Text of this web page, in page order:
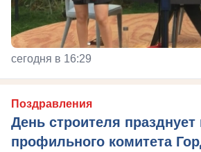
сегодня в 16:29
Поздравления
День строителя празднует
профильного комитета